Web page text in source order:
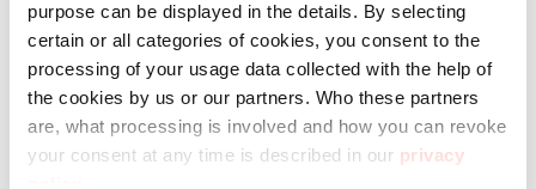
purpose can be displayed in the details. By selecting
certain or all categories of cookies, you consent to the
processing of your usage data collected with the help of
the cookies by us or our partners. Who these partners
are, what processing is involved and how you can revoke
your consent at any time is described in our privacy
Modulo di contatto